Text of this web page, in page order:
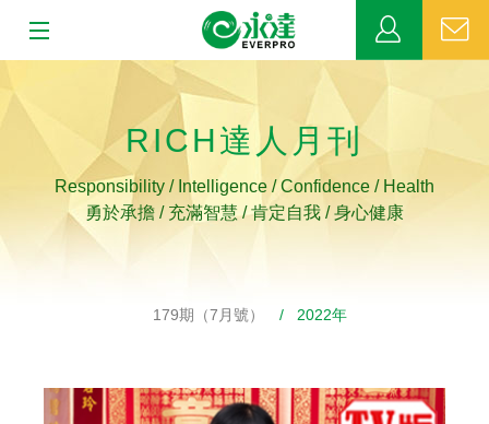
業務發展
MDRT
客戶服務
RICH達人月刊
Responsibility / Intelligence / Confidence / Health
勇於承擔 / 充滿智慧 / 肯定自我 / 身心健康
179期（7月號） / 2022年